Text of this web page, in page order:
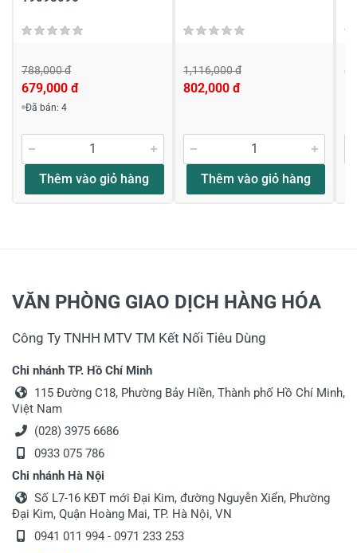
Viết nhận xét của bạn vào bên dưới*
Gửi nhận xét
788,000 đ
679,000 đ
Đã bán: 4
Thêm vào giỏ hàng
1,116,000 đ
802,000 đ
Thêm vào giỏ hàng
VĂN PHÒNG GIAO DỊCH HÀNG HÓA
Công Ty TNHH MTV TM Kết Nối Tiêu Dùng
Chi nhánh TP. Hồ Chí Minh
115 Đường C18, Phường Bảy Hiền, Thành phố Hồ Chí Minh,
Việt Nam
(028) 3975 6686
0933 075 786
Chi nhánh Hà Nội
Số L7-16 KĐT mới Đại Kim, đường Nguyễn Xiển, Phường
Đại Kim, Quận Hoàng Mai, TP. Hà Nội, VN
0941 011 994 - 0971 233 253